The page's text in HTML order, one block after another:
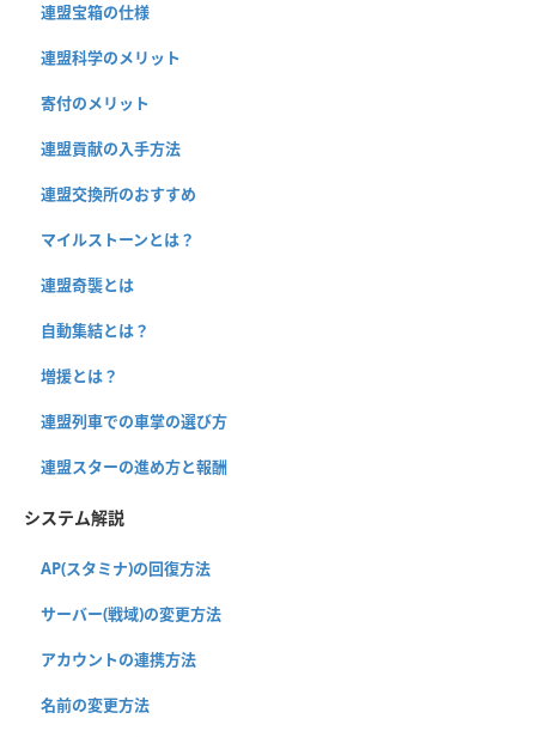
連盟宝箱の仕様
連盟科学のメリット
寄付のメリット
連盟貢献の入手方法
連盟交換所のおすすめ
マイルストーンとは？
連盟奇襲とは
自動集結とは？
増援とは？
連盟列車での車掌の選び方
連盟スターの進め方と報酬
システム解説
AP(スタミナ)の回復方法
サーバー(戦域)の変更方法
アカウントの連携方法
名前の変更方法